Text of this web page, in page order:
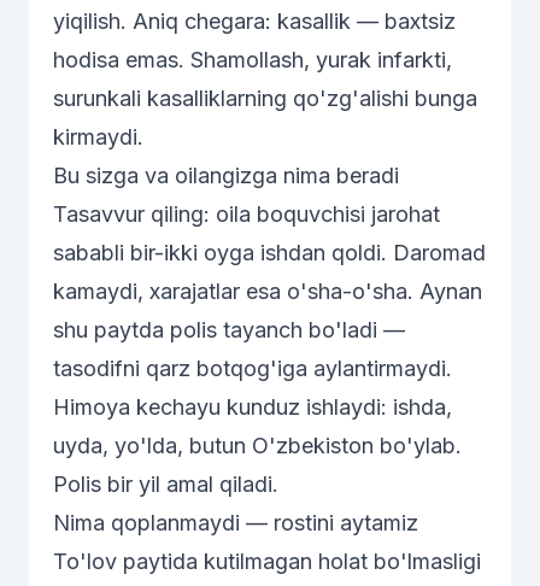
yiqilish. Aniq chegara: kasallik — baxtsiz
hodisa emas. Shamollash, yurak infarkti,
surunkali kasalliklarning qo'zg'alishi bunga
kirmaydi.
Bu sizga va oilangizga nima beradi
Tasavvur qiling: oila boquvchisi jarohat
sababli bir-ikki oyga ishdan qoldi. Daromad
kamaydi, xarajatlar esa o'sha-o'sha. Aynan
shu paytda polis tayanch bo'ladi —
tasodifni qarz botqog'iga aylantirmaydi.
Himoya kechayu kunduz ishlaydi: ishda,
uyda, yo'lda, butun O'zbekiston bo'ylab.
Polis bir yil amal qiladi.
Nima qoplanmaydi — rostini aytamiz
To'lov paytida kutilmagan holat bo'lmasligi